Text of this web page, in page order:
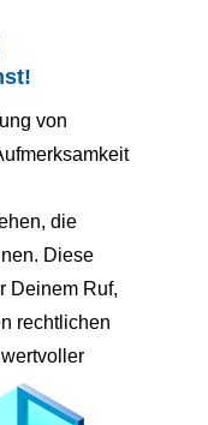
von
die
Diese
Deinem Ruf,
rechtlichen